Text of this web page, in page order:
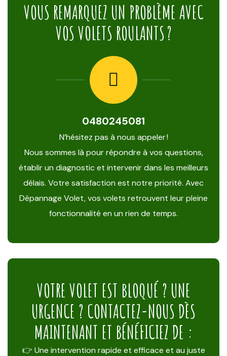
VOUS REMARQUEZ UN PROBLÈME AVEC
VOS VOLETS ROULANTS ?
0480245081
N’hésitez pas à nous appeler !
Nous sommes là pour répondre à vos questions,
établir un diagnostic et intervenir dans les meilleurs
délais. Votre satisfaction est notre priorité. Avec
Dépannage Volet, vos volets retrouvent leur pleine
fonctionnalité en un rien de temps.
VOTRE VOLET EST BLOQUÉ ? UNE
URGENCE ? CONTACTEZ-NOUS DÈS
MAINTENANT ET BÉNÉFICIEZ DE :
👉 Une intervention rapide et efficace et au juste